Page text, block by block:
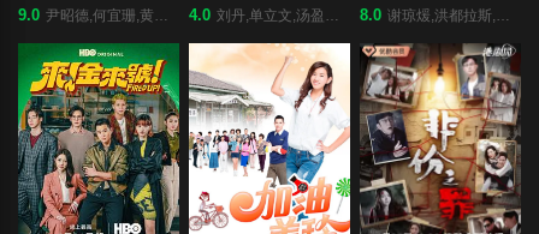
9.0 尹昭德,何宜珊,黄瑄,卢彦泽,陈文山,王盈凯,黄婕菲,蔡祥,马国贤,孙绽,陈婉婷,王丁筑,璟宣,许瀞蔆,张雁名,颜邦智,曹景俊,陈玹宇,李緻,洪淇,刘汉强,张育绮,逸祥,亮曦,王芮希,李祐诚,卢尚恩,李铭叡,黄隽智,张景闳,游安顺,杨子仪 4.0 刘丹,单立文,汤盈盈,吕慧仪,罗乐林,马贯东,苏韵姿,周嘉洛,陈浚霆,吴伟豪 8.0 谢琼煖,洪都拉斯,陈仙梅,蓝苇华,苏晏霈,曾智希,曾子益,陈志强,郭忠祐,李之勤,潘奕如,范瑞君,王耿豪,吴铃山,张倩,李运庆,罗子惟,宫美乐,王晴,于浩威,马国毕,张世贤,徐千京,黄子玲,黄靖雅,李佩怡,吴政澔,黄尚禾,吴皓升